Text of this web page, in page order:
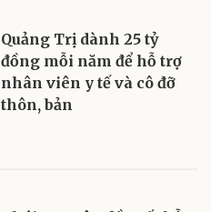
Quảng Trị dành 25 tỷ
đồng mỗi năm để hỗ trợ
nhân viên y tế và cô đỡ
thôn, bản